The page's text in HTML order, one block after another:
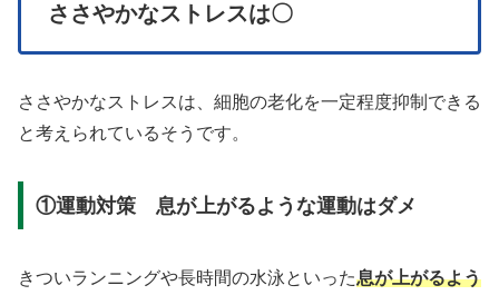
ささやかなストレスは〇
ささやかなストレスは、細胞の老化を一定程度抑制できる
と考えられているそうです。
①運動対策 息が上がるような運動はダメ
きついランニングや長時間の水泳といった息が上がるよう